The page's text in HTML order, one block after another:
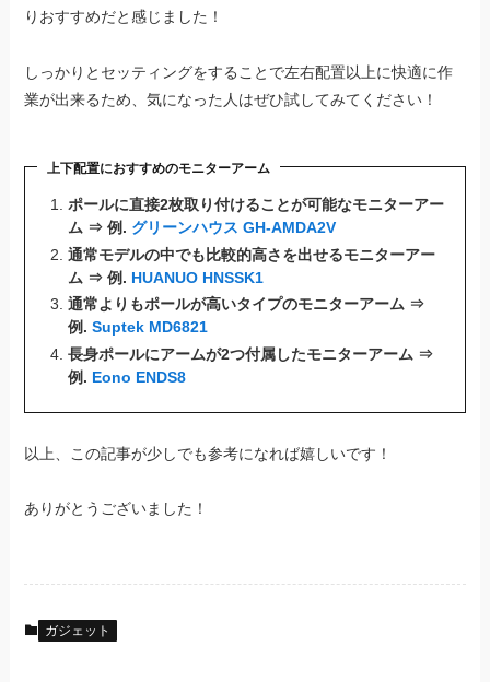
りおすすめだと感じました！
しっかりとセッティングをすることで左右配置以上に快適に作
業が出来るため、気になった人はぜひ試してみてください！
上下配置におすすめのモニターアーム
ポールに直接2枚取り付けることが可能なモニターアー
ム ⇒ 例. グリーンハウス GH-AMDA2V
通常モデルの中でも比較的高さを出せるモニターアー
ム ⇒ 例. HUANUO HNSSK1
通常よりもポールが高いタイプのモニターアーム ⇒
例. Suptek MD6821
長身ポールにアームが2つ付属したモニターアーム ⇒
例. Eono ENDS8
以上、この記事が少しでも参考になれば嬉しいです！
ありがとうございました！
ガジェット